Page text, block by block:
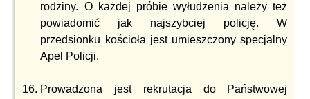
rodziny. O każdej próbie wyłudzenia należy też
powiadomić jak najszybciej policję. W
przedsionku kościoła jest umieszczony specjalny
Apel Policji.
Prowadzona jest rekrutacja do Państwowej